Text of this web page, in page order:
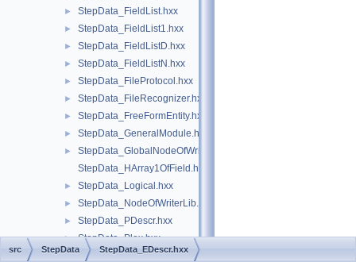
► StepData_FieldList.hxx
► StepData_FieldList1.hxx
► StepData_FieldListD.hxx
► StepData_FieldListN.hxx
► StepData_FileProtocol.hxx
► StepData_FileRecognizer.hxx
► StepData_FreeFormEntity.hxx
► StepData_GeneralModule.hxx
►
StepData_GlobalNodeOfWriterLib.hxx
StepData_HArray1OfField.hxx
► StepData_Logical.hxx
► StepData_NodeOfWriterLib.hxx
► StepData_PDescr.hxx
► StepData_Plex.hxx
► StepData_Protocol.hxx
src StepData StepData_EDescr.hxx